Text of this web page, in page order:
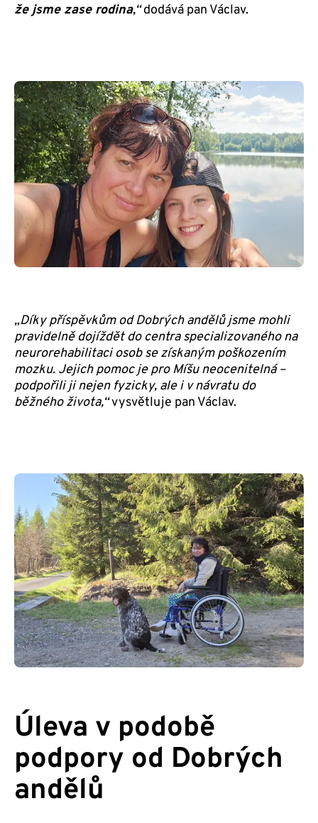
že jsme zase rodina,“dodává pan Václav.
„Díky příspěvkům od Dobrých andělů jsme mohli
pravidelně dojíždět do centra specializovaného na
neurorehabilitaci osob se získaným poškozením
mozku. Jejich pomoc je pro Míšu neocenitelná –
podpořili ji nejen fyzicky, ale i v návratu do
běžného života,“vysvětluje pan Václav.
Úleva v podobě
podpory od Dobrých
andělů